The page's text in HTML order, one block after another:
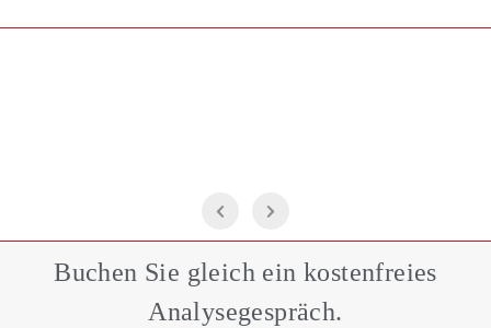
Buchen Sie gleich ein kostenfreies
Analysegespräch.